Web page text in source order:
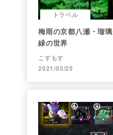
トラベル
梅雨の京都八瀬・瑠
緑の世界
こすもす
2021/05/25